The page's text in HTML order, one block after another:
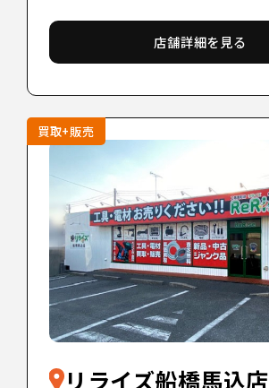
店舗詳細を見る
買取+販売
リライズ船橋馬込店